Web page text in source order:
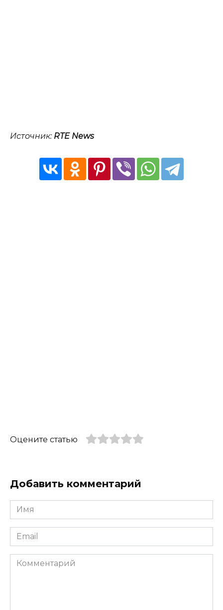
Источник: RTE News
Оцените статью
Добавить комментарий
Имя
*
Email
*
Комментарий